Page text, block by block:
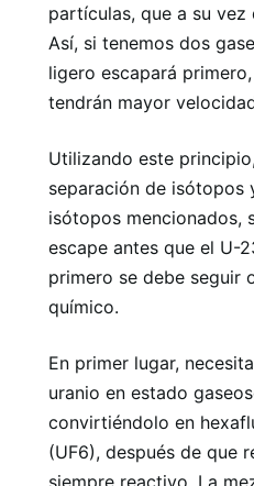
partículas, que a su vez
Así, si tenemos dos
ligero escapará
tendrán mayor
Utilizando este
separación de isótopos
isótopos mencionados,
escape antes que el U-
primero se debe seguir
químico.
En primer lugar,
uranio en estado
convirtiéndolo en
(UF6), después de que
siempre reactivo. La